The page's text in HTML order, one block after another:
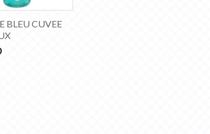
BLEU CUVEE